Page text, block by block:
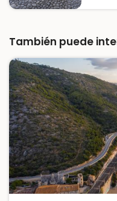
Entre
la
También puede